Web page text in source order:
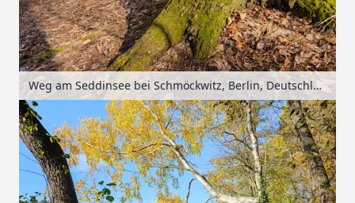
Weg am Seddinsee bei Schmöckwitz, Berlin, Deutschland